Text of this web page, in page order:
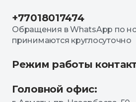
+77018017474
Обращения в WhatsApp по
принимаются круглосуточно
Режим работы
Головной офис: